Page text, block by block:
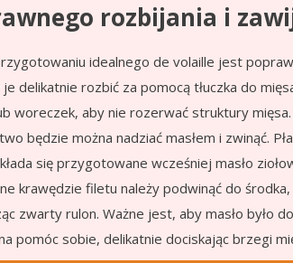
rozbijania i
idealnego de volaille jest
delikatnie rozbić za pomocą tłuczka do
woreczek, aby nie rozerwać struktury
będzie można nadziać masłem i zwinąć.
się przygotowane wcześniej masło
krawędzie filetu należy podwinąć do
zwarty rulon. Ważne jest, aby masło było
pomóc sobie, delikatnie dociskając brzegi